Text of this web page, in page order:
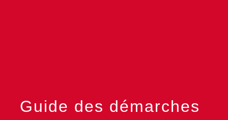
Guide des démarches